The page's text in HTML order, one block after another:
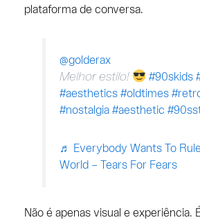
plataforma de conversa.
@golderax
Melhor estilo! #90skids
#aesthetics #oldtimes
#nostalgia #aesthetic
♬ Everybody Wants To
World – Tears For Fears
Não é apenas visual e experiência.